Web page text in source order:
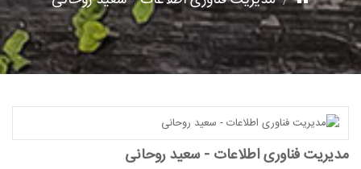
مدیریت فناوری اطلاعات - سعید روحانی